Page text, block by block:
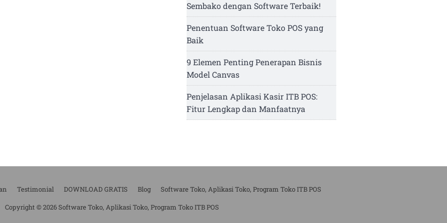
Sembako dengan Software Terbaik!
Penentuan Software Toko POS yang
Baik
9 Elemen Penting Penerapan Bisnis
Model Canvas
Penjelasan Aplikasi Kasir ITB POS:
Fitur Lengkap dan Manfaatnya
Testimonial DOWNLOAD GRATIS Blog
Software Toko, Aplikasi Toko, Program Toko ITB POS
Copyright © 2026 Software Toko, Aplikasi Toko, Program Toko ITB POS